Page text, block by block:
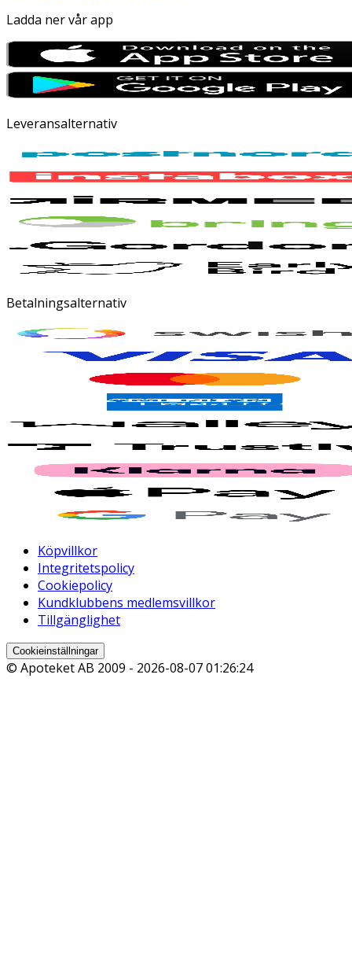
Ladda ner vår app
Leveransalternativ
Betalningsalternativ
Köpvillkor
Integritetspolicy
Cookiepolicy
Kundklubbens medlemsvillkor
Tillgänglighet
Cookieinställningar
© Apoteket AB 2009 - 2026-08-07 01:26:24